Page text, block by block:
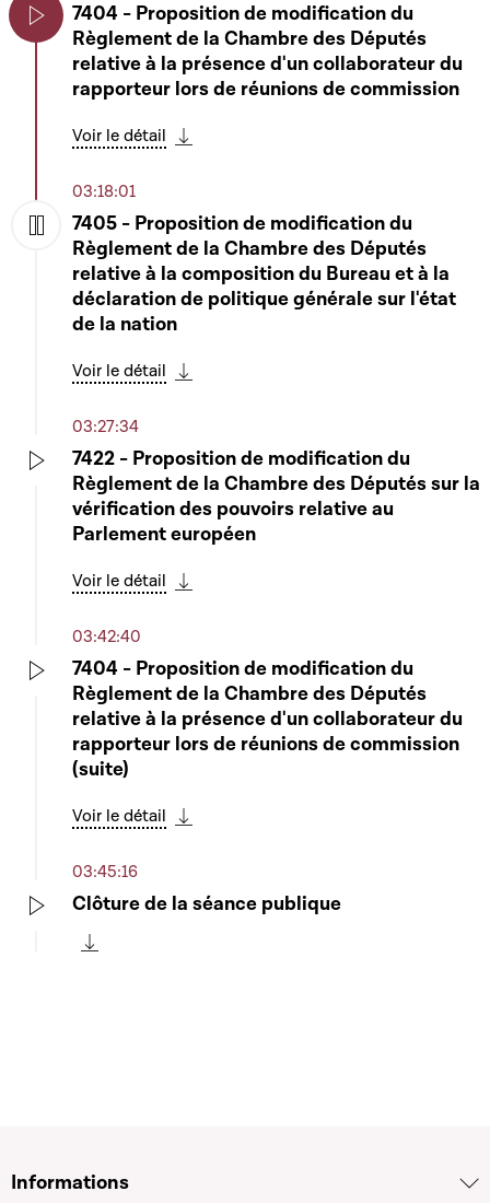
7404 - Proposition de modification du
Règlement de la Chambre des Députés
relative à la présence d'un collaborateur du
rapporteur lors de réunions de commission
Voir le détail
03:18:01
7405 - Proposition de modification du
Règlement de la Chambre des Députés
relative à la composition du Bureau et à la
déclaration de politique générale sur l'état
de la nation
Voir le détail
03:27:34
7422 - Proposition de modification du
Règlement de la Chambre des Députés sur la
vérification des pouvoirs relative au
Parlement européen
Voir le détail
03:42:40
7404 - Proposition de modification du
Règlement de la Chambre des Députés
relative à la présence d'un collaborateur du
rapporteur lors de réunions de commission
(suite)
Voir le détail
03:45:16
Clôture de la séance publique
Informations